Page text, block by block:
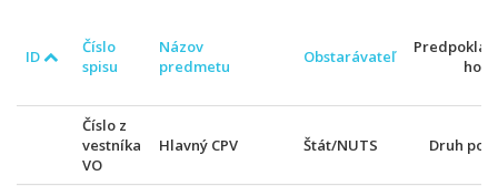
ID
Číslo
spisu
Názov
predmetu
Obstarávateľ
Číslo z
vestníka
VO
Hlavný CPV Štát/NUTS Druh